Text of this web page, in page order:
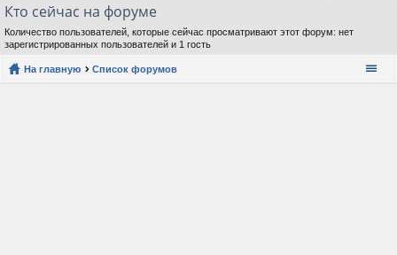
Кто сейчас на форуме
Количество пользователей, которые сейчас просматривают этот форум: нет
зарегистрированных пользователей и 1 гость
На главную Список форумов